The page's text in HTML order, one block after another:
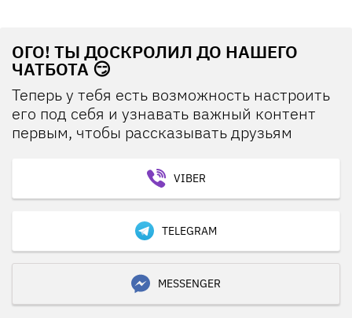
ОГО! ТЫ ДОСКРОЛИЛ ДО НАШЕГО
ЧАТБОТА 😏
Теперь у тебя есть возможность настроить
его под себя и узнавать важный контент
первым, чтобы рассказывать друзьям
VIBER
TELEGRAM
MESSENGER